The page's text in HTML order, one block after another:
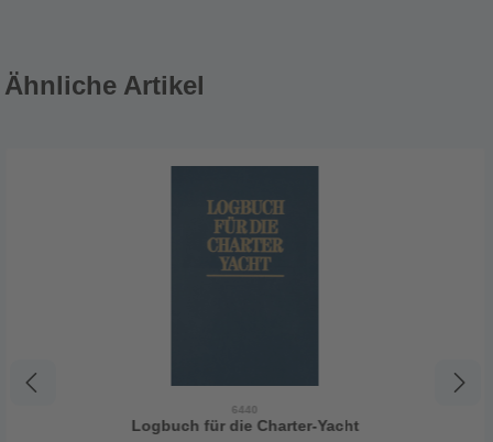
Ähnliche Artikel
6440
Logbuch für die Charter-Yacht